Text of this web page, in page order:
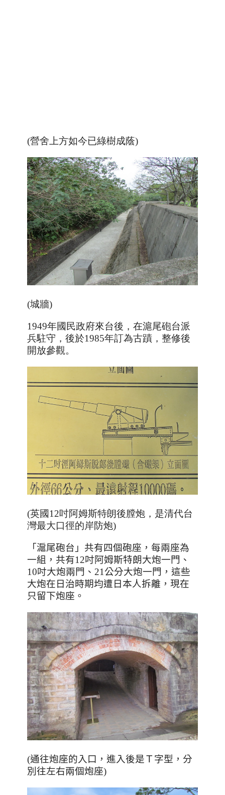
(營舍上方如今已綠樹成蔭)
(城牆)
1949年國民政府來台後，在滬尾砲台派
兵駐守，後於1985年訂為古蹟，整修後
開放參觀。
(英國12吋阿姆斯特朗後膛炮，是清代台
灣最大口徑的岸防炮)
「滬尾砲台」共有四個砲座，每兩座為
一組，共有12吋阿姆斯特朗大炮一門、
10吋大炮兩門、 21 公分大炮一門，這些
大炮在日治時期均遭日本人拆離，現在
只留下炮座。
(通往炮座的入口，進入後是Ｔ字型，分
別往左右兩個炮座)